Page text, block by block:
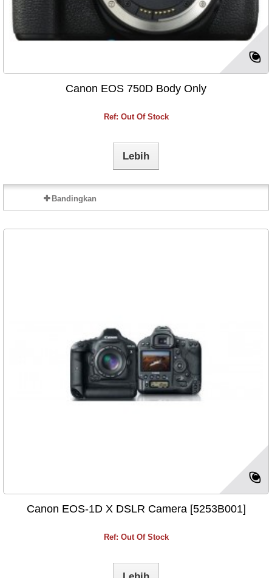
Canon EOS 750D Body Only
Ref: Out Of Stock
Lebih
Bandingkan
Canon EOS-1D X DSLR Camera [5253B001]
Ref: Out Of Stock